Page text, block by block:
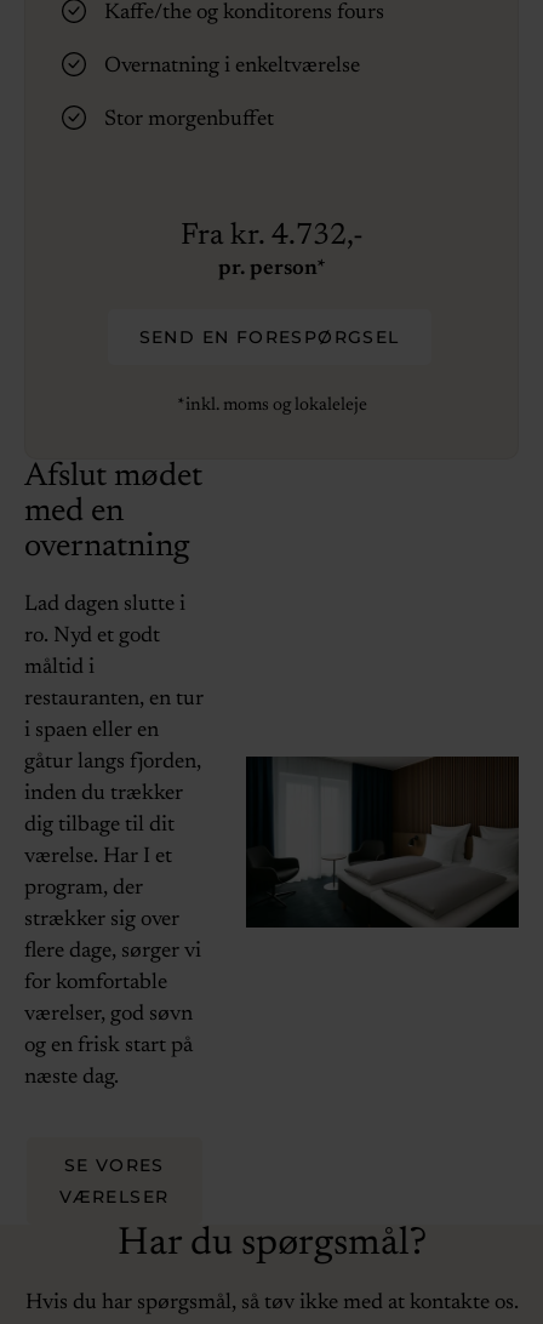
Kaffe/the og konditorens fours
Overnatning i enkeltværelse
Stor morgenbuffet
Fra kr. 4.732,-
pr. person*
SEND EN FORESPØRGSEL
*inkl. moms og lokaleleje
Afslut mødet
med en
overnatning
Lad dagen slutte i
ro. Nyd et godt
måltid i
restauranten, en tur
i spaen eller en
gåtur langs fjorden,
inden du trækker
dig tilbage til dit
værelse. Har I et
program, der
strækker sig over
flere dage, sørger vi
for komfortable
værelser, god søvn
og en frisk start på
næste dag.
SE VORES
VÆRELSER
Har du spørgsmål?
Hvis du har spørgsmål, så tøv ikke med at kontakte os.